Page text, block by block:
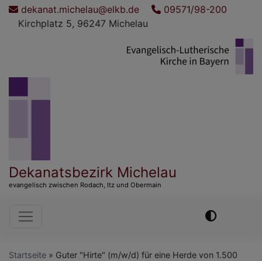
Direktdekanat.michelau@elkb.de
09571/98-200
Kirchplatz 5, 96247 Michelau
Dekanatsbezirk Michelau
evangelisch zwischen Rodach, Itz und Obermain
Hauptnavigation
Startseite
Guter "Hirte" (m/w/d) für eine Herde von 1.500